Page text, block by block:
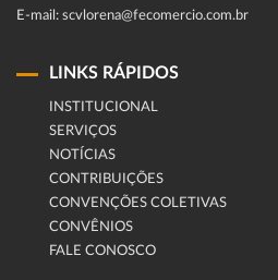
E-mail: scvlorena@fecomercio.com.br
LINKS RÁPIDOS
INSTITUCIONAL
SERVIÇOS
NOTÍCIAS
CONTRIBUIÇÕES
CONVENÇÕES COLETIVAS
CONVÊNIOS
FALE CONOSCO